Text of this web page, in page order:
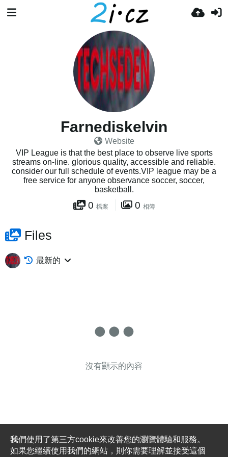
Farnediskelvin
Website
VIP League is that the best place to observe live sports
streams on-line. glorious quality, accessible and reliable.
consider our full schedule of events.VIP league may be a
free service for anyone observance soccer, soccer,
basketball.
0 檔案 0 相簿
Files
最新的
沒有顯示的內容
我們使用了第三方cookie來改善您的瀏覽體驗和服務。
如果您繼續使用我們的網站，則你需要理解並接受這個